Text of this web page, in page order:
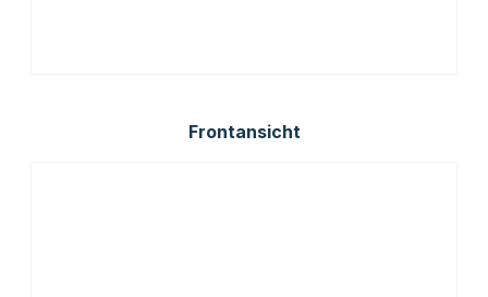
Frontansicht